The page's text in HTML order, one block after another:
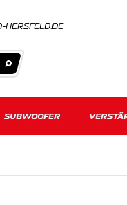
HERSFELD.DE
Kategorien
SUBWOOFER